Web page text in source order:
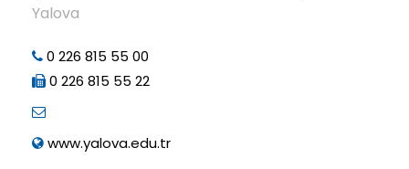
Yalova
0 226 815 55 00
0 226 815 55 22
www.yalova.edu.tr